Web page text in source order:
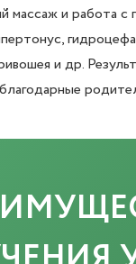
и работа с
и др.